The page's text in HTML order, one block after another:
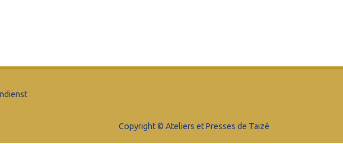
Copyright © Ateliers et Presses de Taizé